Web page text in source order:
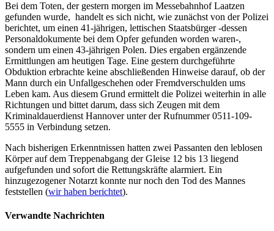
Bei dem Toten, der gestern morgen im Messebahnhof Laatzen
gefunden wurde, handelt es sich nicht, wie zunächst von der Polizei
berichtet, um einen 41-jährigen, lettischen Staatsbürger -dessen
Personaldokumente bei dem Opfer gefunden worden waren-,
sondern um einen 43-jährigen Polen. Dies ergaben ergänzende
Ermittlungen am heutigen Tage. Eine gestern durchgeführte
Obduktion erbrachte keine abschließenden Hinweise darauf, ob der
Mann durch ein Unfallgeschehen oder Fremdverschulden ums
Leben kam. Aus diesem Grund ermittelt die Polizei weiterhin in alle
Richtungen und bittet darum, dass sich Zeugen mit dem
Kriminaldauerdienst Hannover unter der Rufnummer 0511-109-
5555 in Verbindung setzen.
Nach bisherigen Erkenntnissen hatten zwei Passanten den leblosen
Körper auf dem Treppenabgang der Gleise 12 bis 13 liegend
aufgefunden und sofort die Rettungskräfte alarmiert. Ein
hinzugezogener Notarzt konnte nur noch den Tod des Mannes
feststellen (wir haben berichtet).
Verwandte Nachrichten